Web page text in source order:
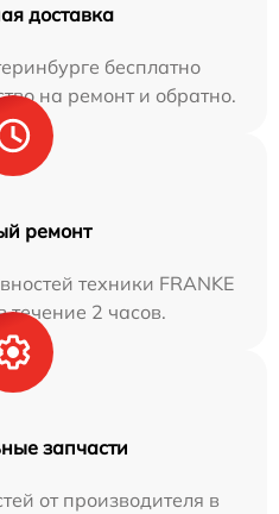
доставка
бесплатно
на ремонт и обратно.
ремонт
техники FRANKE
течение 2 часов.
запчасти
от производителя в